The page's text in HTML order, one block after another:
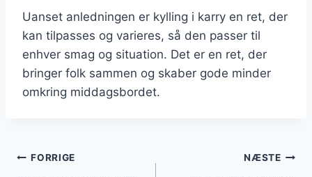
Uanset anledningen er kylling i karry en ret, der
kan tilpasses og varieres, så den passer til
enhver smag og situation. Det er en ret, der
bringer folk sammen og skaber gode minder
omkring middagsbordet.
Indlægsnavigation
FORRIGE NÆSTE